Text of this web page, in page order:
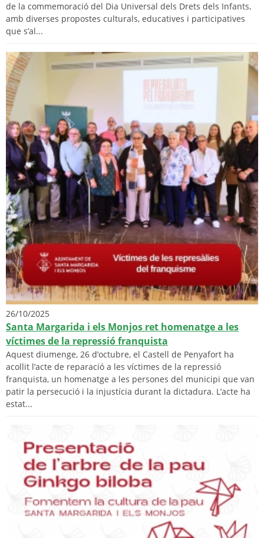
de la commemoració del Dia Universal dels Drets dels Infants,
amb diverses propostes culturals, educatives i participatives
que s’al...
26/10/2025
Santa Margarida i els Monjos ret homenatge a les
víctimes de la repressió franquista
Aquest diumenge, 26 d’octubre, el Castell de Penyafort ha
acollit l’acte de reparació a les víctimes de la repressió
franquista, un homenatge a les persones del municipi que van
patir la persecució i la injustícia durant la dictadura. L’acte ha
estat...